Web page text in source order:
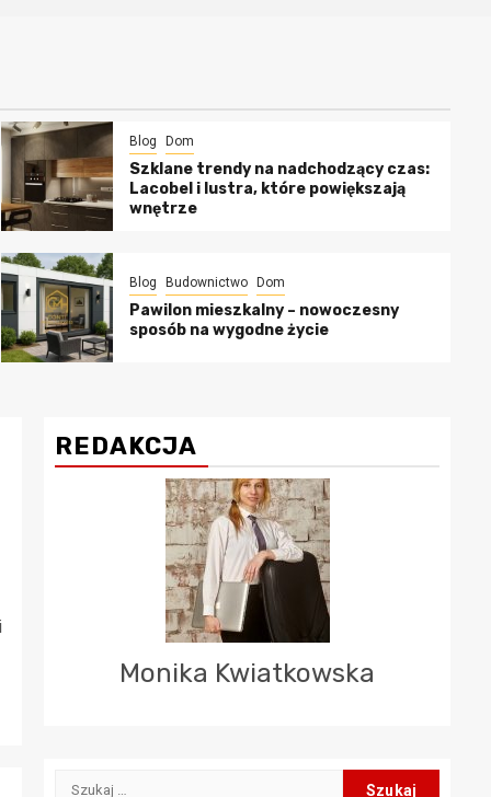
Blog Dom
Szklane trendy na nadchodzący czas:
Lacobel i lustra, które powiększają
wnętrze
Blog Budownictwo Dom
Pawilon mieszkalny – nowoczesny
sposób na wygodne życie
REDAKCJA
Monika Kwiatkowska
Szukaj: